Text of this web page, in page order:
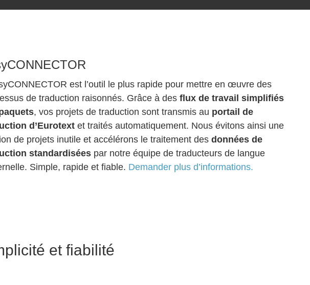
est l’outil le plus rapide pour mettre en œuvre des
de traduction raisonnés. Grâce à des flux de travail simplifiés
, vos projets de traduction sont transmis au portail de
d’Eurotext et traités automatiquement. Nous évitons ainsi une
de projets inutile et accélérons le traitement des données de
standardisées par notre équipe de traducteurs de langue
Simple, rapide et fiable. Demander plus d’informations.
et fiabilité